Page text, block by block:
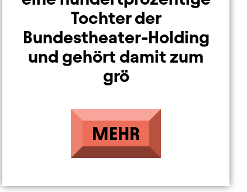
Tochter der
Bundestheater-Holding
und gehört damit zum
grö
MEHR